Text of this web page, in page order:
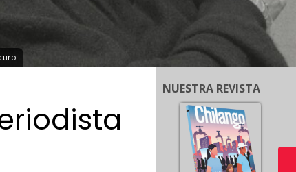
NUESTRA REVISTA